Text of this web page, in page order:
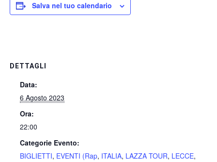
Salva nel tuo calendario
DETTAGLI
Data:
6 Agosto 2023
Ora:
22:00
Categorie Evento:
BIGLIETTI, EVENTI (Rap, ITALIA, LAZZA TOUR, LECCE,